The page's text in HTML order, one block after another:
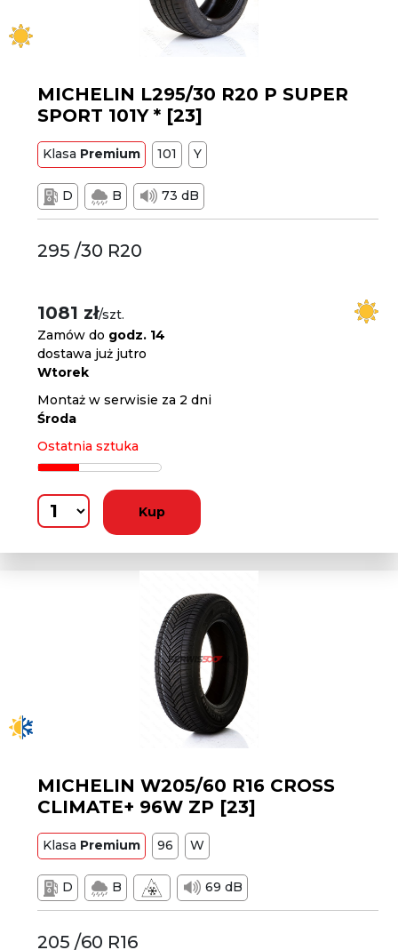
MICHELIN L295/30 R20 P SUPER
SPORT 101Y * [23]
Klasa Premium 101 Y
D B 73 dB
295 /30 R20
1081 zł/szt.
Zamów do godz. 14
dostawa już jutro
Wtorek
Montaż w serwisie za 2 dni
Środa
Ostatnia sztuka
Kup
MICHELIN W205/60 R16 CROSS
CLIMATE+ 96W ZP [23]
Klasa Premium 96 W
D B 69 dB
205 /60 R16